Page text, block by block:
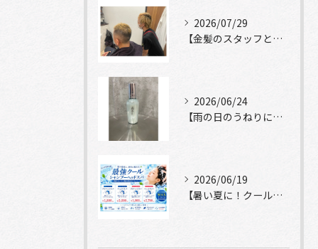
2026/07/29
【金髪のスタッフと常連様ショット】
2026/06/24
【雨の日のうねりにストレートロック】
2026/06/19
【暑い夏に！クールシャンプーヘッドスパ】